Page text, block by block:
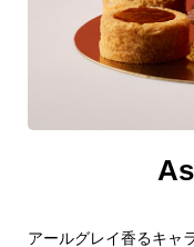
アールグレイ香るキャ